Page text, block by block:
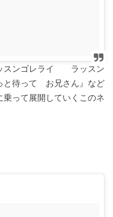
スンゴレライ ラッスン
と待って お兄さん』など
って展開していくこのネ